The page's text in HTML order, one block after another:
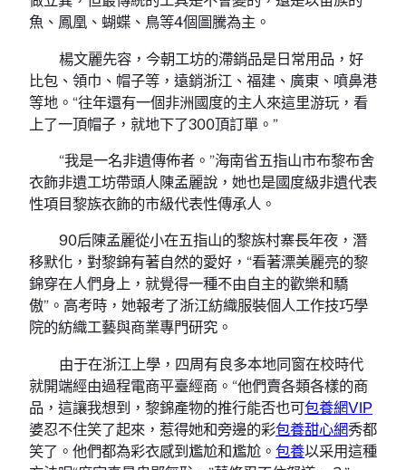
魚、鳳凰、蝴蝶、鳥等4個圖騰為主。
楊文麗先容，今朝工坊的滯銷品是日常用品，好
比包、領巾、帽子等，遠銷浙江、福建、廣東、噴鼻港
等地。“往年還有一個非洲國度的主人來這里游玩，看
上了一頂帽子，就地下了300頂訂單。”
“我是一名非遺傳佈者。”海南省五指山市布黎布舍
衣飾非遺工坊帶頭人陳孟麗說，她也是國度級非遺代表
性項目黎族衣飾的市級代表性傳承人。
90后陳孟麗從小在五指山的黎族村寨長年夜，潛
移默化，對黎錦有著自然的愛好，“看著漂美麗亮的黎
錦穿在人們身上，就覺得一種不由自主的歡樂和驕
傲”。高考時，她報考了浙江紡織服裝個人工作技巧學
院的紡織工藝與商業專門研究。
由于在浙江上學，四周有良多本地同窗在校時代
就開端經由過程電商平臺經商。“他們賣各類各樣的商
品，這讓我想到，黎錦產物的推行能否也可包養網VIP
婆忍不住笑了起來，惹得她和旁邊的彩包養甜心網秀都
笑了。他們都為彩衣感到尷尬和尷尬。 包養以采用這種